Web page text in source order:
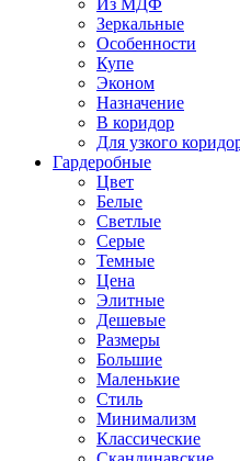
Из МДФ
Зеркальные
Особенности
Купе
Эконом
Назначение
В коридор
Для узкого
Гардеробные
Цвет
Белые
Светлые
Серые
Темные
Цена
Элитные
Дешевые
Размеры
Большие
Маленькие
Стиль
Минимализм
Классические